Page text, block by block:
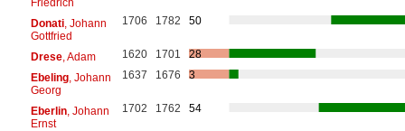
Donati, Johann
Gottfried
1706 1782 50
Drese, Adam 1620 1701
28
Ebeling, Johann
Georg
1637 1676 3
Eberlin, Johann
Ernst
1702 1762 54